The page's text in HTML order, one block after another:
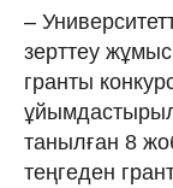
–
зерттеу
гранты
танылған 8
теңгеден